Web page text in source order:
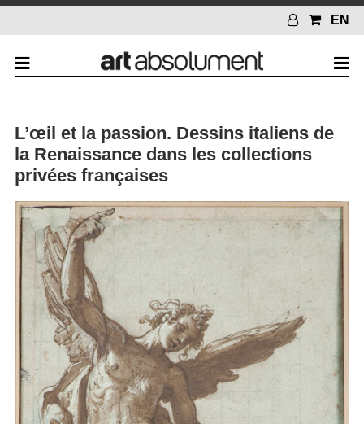
EN
L’œil et la passion. Dessins italiens de
la Renaissance dans les collections
privées françaises